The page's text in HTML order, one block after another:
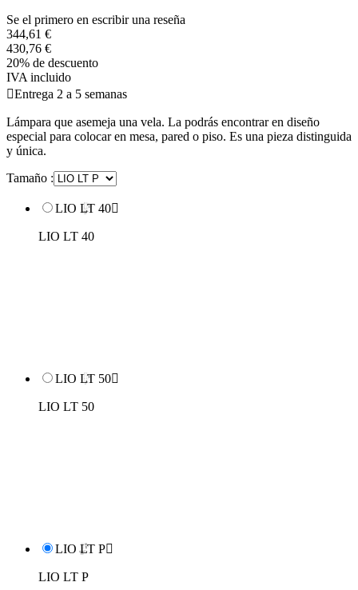
Se el primero en escribir una reseña
344,61 €
430,76 €
20% de descuento
IVA incluido
Entrega 2 a 5 semanas
Lámpara que asemeja una vela. La podrás encontrar en diseño
especial para colocar en mesa, pared o piso. Es una pieza distinguida
y única.
Tamaño :
LIO LT 40
LIO LT 40
LIO LT 50
LIO LT 50
LIO LT P
LIO LT P